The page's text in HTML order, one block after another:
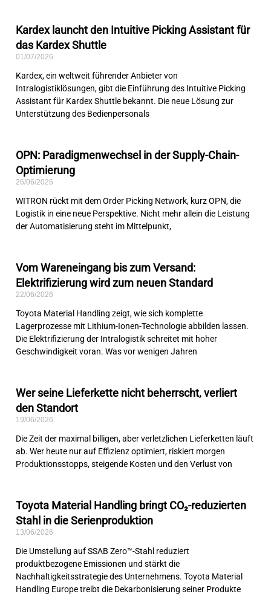
Kardex launcht den Intuitive Picking Assistant für
das Kardex Shuttle
01/07/2026
Kardex, ein weltweit führender Anbieter von
Intralogistiklösungen, gibt die Einführung des Intuitive Picking
Assistant für Kardex Shuttle bekannt. Die neue Lösung zur
Unterstützung des Bedienpersonals
OPN: Paradigmenwechsel in der Supply-Chain-
Optimierung
26/06/2026
WITRON rückt mit dem Order Picking Network, kurz OPN, die
Logistik in eine neue Perspektive. Nicht mehr allein die Leistung
der Automatisierung steht im Mittelpunkt,
Vom Wareneingang bis zum Versand:
Elektrifizierung wird zum neuen Standard
22/06/2026
Toyota Material Handling zeigt, wie sich komplette
Lagerprozesse mit Lithium-Ionen-Technologie abbilden lassen.
Die Elektrifizierung der Intralogistik schreitet mit hoher
Geschwindigkeit voran. Was vor wenigen Jahren
Wer seine Lieferkette nicht beherrscht, verliert
den Standort
19/06/2026
Die Zeit der maximal billigen, aber verletzlichen Lieferketten läuft
ab. Wer heute nur auf Effizienz optimiert, riskiert morgen
Produktionsstopps, steigende Kosten und den Verlust von
Toyota Material Handling bringt CO₂-reduzierten
Stahl in die Serienproduktion
13/06/2026
Die Umstellung auf SSAB Zero™-Stahl reduziert
produktbezogene Emissionen und stärkt die
Nachhaltigkeitsstrategie des Unternehmens. Toyota Material
Handling Europe treibt die Dekarbonisierung seiner Produkte